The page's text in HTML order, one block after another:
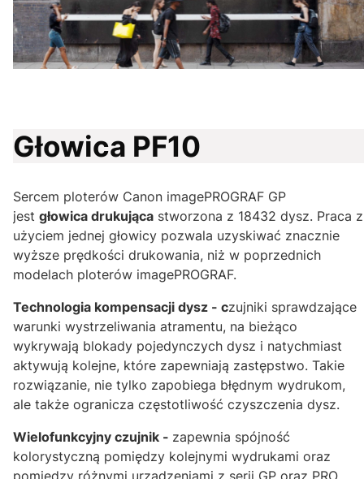
Głowica PF10
Sercem ploterów Canon imagePROGRAF GP
jest głowica drukująca stworzona z 18432 dysz. Praca z
użyciem jednej głowicy pozwala uzyskiwać znacznie
wyższe prędkości drukowania, niż w poprzednich
modelach ploterów imagePROGRAF.
Technologia kompensacji dysz - czujniki sprawdzające
warunki wystrzeliwania atramentu, na bieżąco
wykrywają blokady pojedynczych dysz i natychmiast
aktywują kolejne, które zapewniają zastępstwo. Takie
rozwiązanie, nie tylko zapobiega błędnym wydrukom,
ale także ogranicza częstotliwość czyszczenia dysz.
Wielofunkcyjny czujnik - zapewnia spójność
kolorystyczną pomiędzy kolejnymi wydrukami oraz
pomiędzy różnymi urządzeniami z serii GP oraz PRO.